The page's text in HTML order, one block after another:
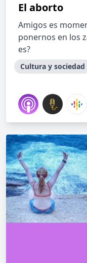
El aborto
Amigos es
ponernos en los
es?
Cultura y sociedad